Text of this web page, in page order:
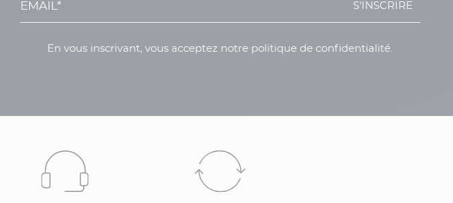
S'INSCRIRE
En vous inscrivant, vous acceptez notre politique de confidentialité.